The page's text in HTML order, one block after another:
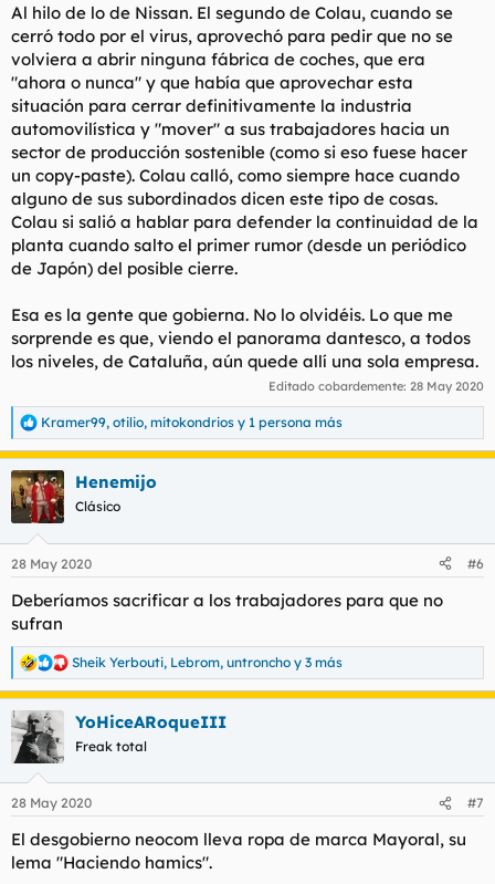
Al hilo de lo de Nissan. El segundo de Colau, cuando se
cerró todo por el virus, aprovechó para pedir que no se
volviera a abrir ninguna fábrica de coches, que era
"ahora o nunca" y que había que aprovechar esta
situación para cerrar definitivamente la industria
automovilística y "mover" a sus trabajadores hacia un
sector de producción sostenible (como si eso fuese hacer
un copy-paste). Colau calló, como siempre hace cuando
alguno de sus subordinados dicen este tipo de cosas.
Colau si salió a hablar para defender la continuidad de la
planta cuando salto el primer rumor (desde un periódico
de Japón) del posible cierre.
Esa es la gente que gobierna. No lo olvidéis. Lo que me
sorprende es que, viendo el panorama dantesco, a todos
los niveles, de Cataluña, aún quede allí una sola empresa.
Editado cobardemente: 28 May 2020
R
e
a
c
c
e
:
Kramer99, otilio, mitokondrios y 1 persona más
Henemijo
Clásico
28 May 2020 #6
Deberíamos sacrificar a los trabajadores para que no
sufran
R
e
a
c
c
e
:
Sheik Yerbouti, Lebrom, untroncho y 3 más
YoHiceARoqueIII
Freak total
28 May 2020 #7
El desgobierno neocom lleva ropa de marca Mayoral, su
lema "Haciendo hamics".